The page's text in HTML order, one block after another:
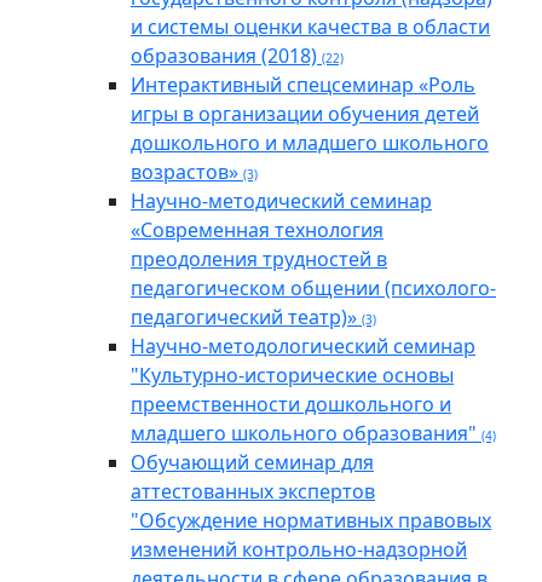
и системы оценки качества в области
образования (2018) (22)
Интерактивный спецсеминар «Роль
игры в организации обучения детей
дошкольного и младшего школьного
возрастов» (3)
Научно-методический семинар
«Современная технология
преодоления трудностей в
педагогическом общении (психолого-
педагогический театр)» (3)
Научно-методологический семинар
"Культурно-исторические основы
преемственности дошкольного и
младшего школьного образования" (4)
Обучающий семинар для
аттестованных экспертов
"Обсуждение нормативных правовых
изменений контрольно-надзорной